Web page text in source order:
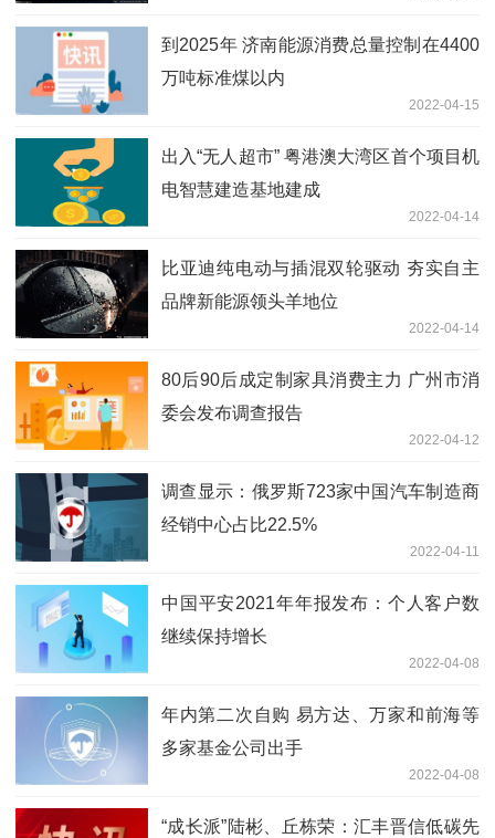
到2025年 济南能源消费总量控制在4400
万吨标准煤以内
2022-04-15
出入“无人超市” 粤港澳大湾区首个项目机
电智慧建造基地建成
2022-04-14
比亚迪纯电动与插混双轮驱动 夯实自主
品牌新能源领头羊地位
2022-04-14
80后90后成定制家具消费主力 广州市消
委会发布调查报告
2022-04-12
调查显示：俄罗斯723家中国汽车制造商
经销中心占比22.5%
2022-04-11
中国平安2021年年报发布：个人客户数
继续保持增长
2022-04-08
年内第二次自购 易方达、万家和前海等
多家基金公司出手
2022-04-08
“成长派”陆彬、丘栋荣：汇丰晋信低碳先